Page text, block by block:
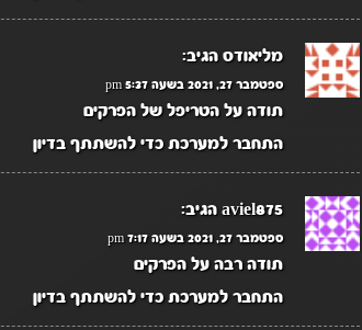
מליאודס הגיב:
ספטמבר 27, 2021 בשעה 5:37 pm
תודה על הטריפל של הפרקים
התחבר למערכת כדי להשתתף בדיון
aviel875 הגיב:
ספטמבר 27, 2021 בשעה 7:17 pm
תודה רבה על הפרקים
התחבר למערכת כדי להשתתף בדיון